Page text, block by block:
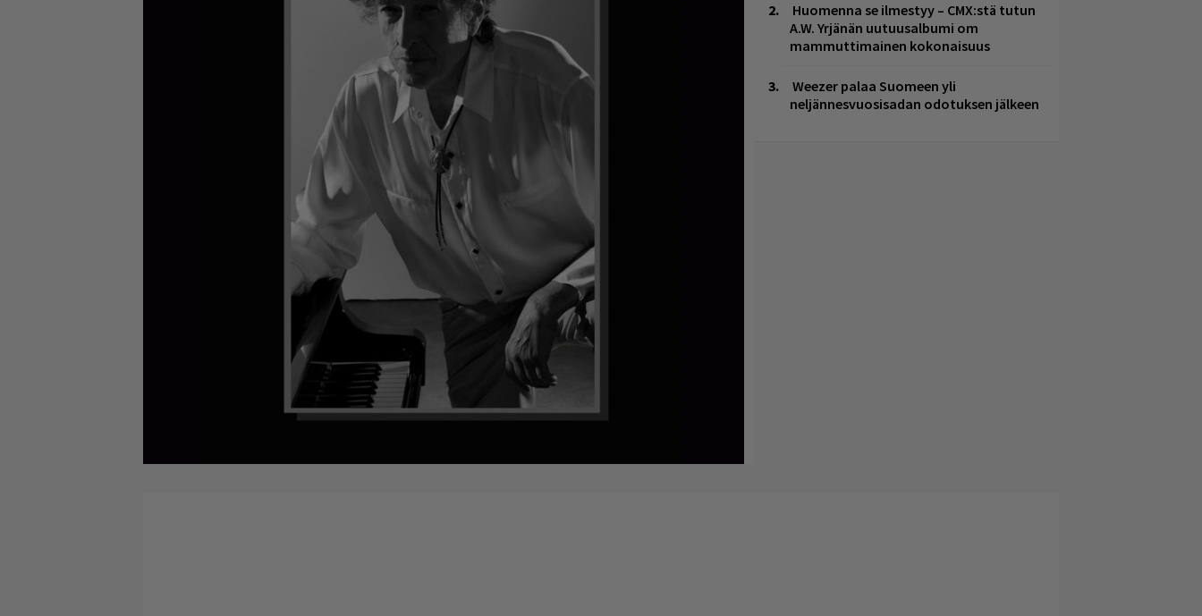
Huomenna se ilmestyy – CMX:stä tutun
A.W. Yrjänän uutuusalbumi om
mammuttimainen kokonaisuus
Weezer palaa Suomeen yli
neljännesvuosisadan odotuksen jälkeen